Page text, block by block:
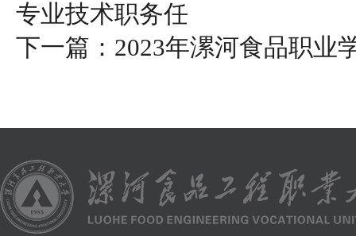
专业技术职务任
下一篇： 2023年漯河食品职业